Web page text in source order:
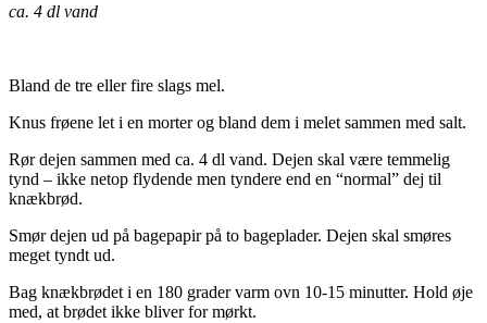
ca. 4 dl vand
Bland de tre eller fire slags mel.
Knus frøene let i en morter og bland dem i melet sammen med salt.
Rør dejen sammen med ca. 4 dl vand. Dejen skal være temmelig
tynd – ikke netop flydende men tyndere end en “normal” dej til
knækbrød.
Smør dejen ud på bagepapir på to bageplader. Dejen skal smøres
meget tyndt ud.
Bag knækbrødet i en 180 grader varm ovn 10-15 minutter. Hold øje
med, at brødet ikke bliver for mørkt.